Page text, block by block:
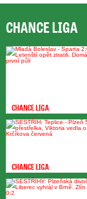
CHANCE LIGA
CHANCE LIGA
CHANCE LIGA